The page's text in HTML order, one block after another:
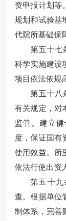
资申报计划等
规划和试验基
代院所基础保
第五十七
科学实施建设
项目依法依规
第五十八
有关规定，对
监管。建立
度，保证国有
使用效益。所
依法行使出资
第五十
查。根据单位
制体系，完善